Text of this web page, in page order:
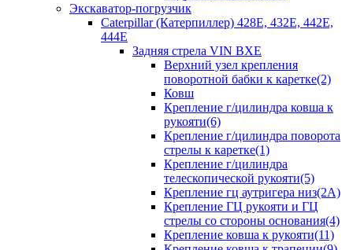
Экскаватор-погрузчик
Caterpillar (Катерпиллер) 428E, 432E, 442E,
444E
Задняя стрела VIN BXE
Верхний узел крепления
поворотной бабки к каретке(2)
Ковш
Крепление г/цилиндра ковша к
рукояти(6)
Крепление г/цилиндра поворота
стрелы к каретке(1)
Крепление г/цилиндра
телескопической рукояти(5)
Крепление гц аутригера низ(2А)
Крепление ГЦ рукояти и ГЦ
стрелы со стороны основания(4)
Крепление ковша к рукояти(11)